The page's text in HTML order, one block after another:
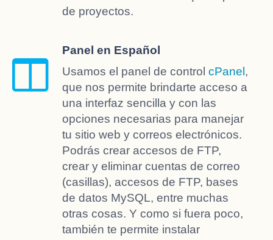
de proyectos.
Panel en Español
Usamos el panel de control cPanel ,
que nos permite brindarte acceso a
una interfaz sencilla y con las
opciones necesarias para manejar
tu sitio web y correos electrónicos.
Podrás crear accesos de FTP,
crear y eliminar cuentas de correo
(casillas), accesos de FTP, bases
de datos MySQL, entre muchas
otras cosas. Y como si fuera poco,
también te permite instalar